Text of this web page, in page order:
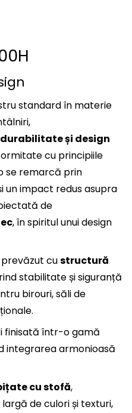
standard în materie
și design
cu principiile
se remarcă prin
un impact redus asupra
de
, în spiritul unui design
custructură
stabilitate și siguranță
birouri, săli de
finisată într-o gamă
integrarea armonioasă
cu stofă,
de culori și texturi,